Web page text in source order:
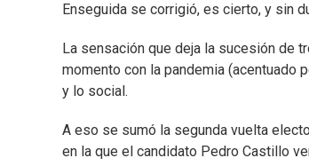
Enseguida se corrigió, es cierto, y sin
La sensación que deja la sucesión de
momento con la pandemia (acentuado
y lo social.
A eso se sumó la segunda vuelta
en la que el candidato Pedro Castillo